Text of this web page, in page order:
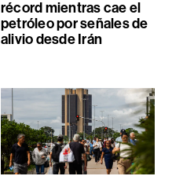
récord mientras cae el
petróleo por señales de
alivio desde Irán